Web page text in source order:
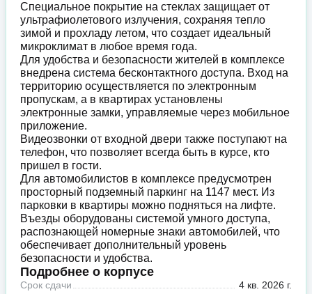
Специальное покрытие на стеклах защищает от
ультрафиолетового излучения, сохраняя тепло
зимой и прохладу летом, что создает идеальный
микроклимат в любое время года.
Для удобства и безопасности жителей в комплексе
внедрена система бесконтактного доступа. Вход на
территорию осуществляется по электронным
пропускам, а в квартирах установлены
электронные замки, управляемые через мобильное
приложение.
Видеозвонки от входной двери также поступают на
телефон, что позволяет всегда быть в курсе, кто
пришел в гости.
Для автомобилистов в комплексе предусмотрен
просторный подземный паркинг на 1147 мест. Из
парковки в квартиры можно подняться на лифте.
Въезды оборудованы системой умного доступа,
распознающей номерные знаки автомобилей, что
обеспечивает дополнительный уровень
безопасности и удобства.
Подробнее о корпусе
Срок сдачи 4 кв. 2026 г.